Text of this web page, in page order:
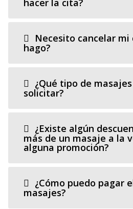
hacer la cita?
Necesito cancelar mi
hago?
¿Qué tipo de
solicitar?
¿Existe algún
más de un masaje a la
alguna promoción?
¿Cómo puedo pagar
masajes?